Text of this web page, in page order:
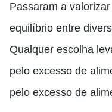
Passaram a
equilíbrio entre
Qualquer escolha
pelo excesso de
pelo excesso de